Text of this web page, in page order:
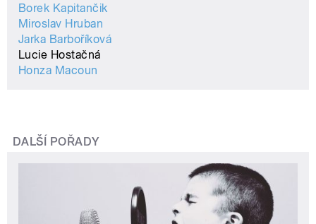
Borek Kapitančik
Miroslav Hruban
Jarka Barboříková
Lucie Hostačná
Honza Macoun
DALŠÍ POŘADY